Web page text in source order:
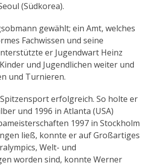
(Südkorea).
gewählt; ein Amt, welches
Fachwissen und seine
er Jugendwart Heinz
und Jugendlichen weiter und
und Turnieren.
erfolgreich. So holte er
und 1996 in Atlanta (USA)
1997 in Stockholm
ließ, konnte er auf Großartiges
Welt- und
worden sind, konnte Werner